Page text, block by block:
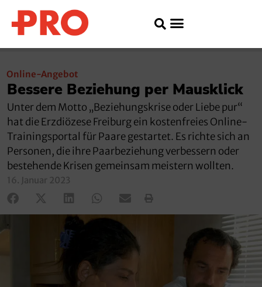
Online-Angebot
Bessere Beziehung per Mausklick
Unter dem Motto „Beziehungskrise oder Liebe pur“
hat die Erzdiözese Freiburg ein kostenfreies Online-
Trainingsportal für Paare gestartet. Es richte sich an
Personen, die ihre Paarbeziehung verbessern oder
bestehende Krisen gemeinsam meistern wollten.
16. Januar 2023